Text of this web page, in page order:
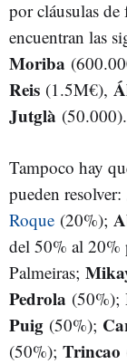
por cláusulas de
encuentran las
Moriba
Reis (1.5M€),
Jutglà (50.000).
Tampoco hay
pueden resolver:
Roque (20%);
del 50% al 20%
Palmeiras;
Pedrola (50%);
Puig (50%);
(50%); Trincao